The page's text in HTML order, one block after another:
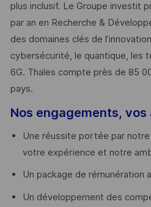
plus inclusif. Le Groupe investit
par an en Recherche &
des domaines clés de
cybersécurité, le quantique, les
6G. Thales compte près de 85
pays. ​
Nos engagements,
Une réussite portée par
votre expérience et notre
Un package de rémunération
Un développement des